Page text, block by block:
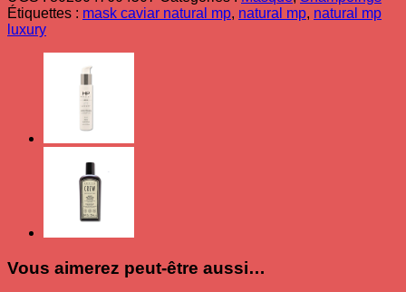
thérapeutique
capillaire
au
caviar
Étiquettes : mask caviar natural mp, natural mp, natural mp
luxury
Vous aimerez peut-être aussi…